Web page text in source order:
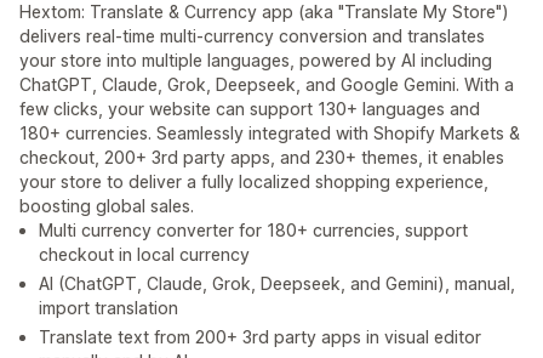
Hextom: Translate & Currency app (aka "Translate My Store")
delivers real-time multi-currency conversion and translates
your store into multiple languages, powered by AI including
ChatGPT, Claude, Grok, Deepseek, and Google Gemini. With a
few clicks, your website can support 130+ languages and
180+ currencies. Seamlessly integrated with Shopify Markets &
checkout, 200+ 3rd party apps, and 230+ themes, it enables
your store to deliver a fully localized shopping experience,
boosting global sales.
Multi currency converter for 180+ currencies, support
checkout in local currency
AI (ChatGPT, Claude, Grok, Deepseek, and Gemini), manual,
import translation
Translate text from 200+ 3rd party apps in visual editor